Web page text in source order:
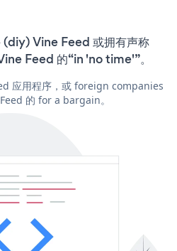
(diy) Vine Feed 或拥有声称
Feed 的“in 'no time'”。
应用程序，或 foreign companies
的 for a bargain。